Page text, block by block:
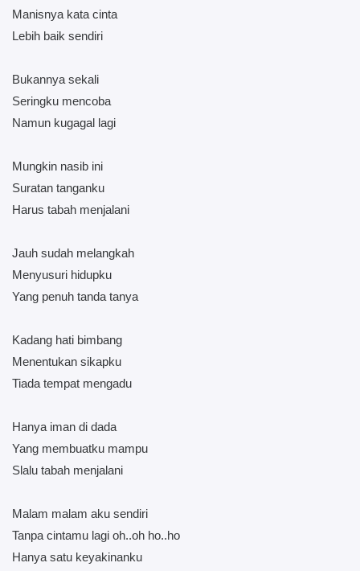
Manisnya kata cinta
Lebih baik sendiri
Bukannya sekali
Seringku mencoba
Namun kugagal lagi
Mungkin nasib ini
Suratan tanganku
Harus tabah menjalani
Jauh sudah melangkah
Menyusuri hidupku
Yang penuh tanda tanya
Kadang hati bimbang
Menentukan sikapku
Tiada tempat mengadu
Hanya iman di dada
Yang membuatku mampu
Slalu tabah menjalani
Malam malam aku sendiri
Tanpa cintamu lagi oh..oh ho..ho
Hanya satu keyakinanku